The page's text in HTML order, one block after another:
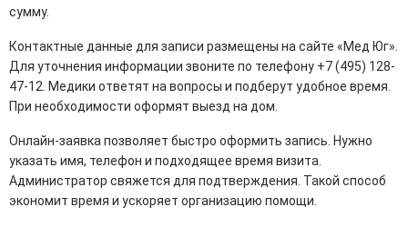
сумму.
Контактные данные для записи размещены на сайте «Мед Юг».
Для уточнения информации звоните по телефону +7 (495) 128-
47-12. Медики ответят на вопросы и подберут удобное время.
При необходимости оформят выезд на дом.
Онлайн-заявка позволяет быстро оформить запись. Нужно
указать имя, телефон и подходящее время визита.
Администратор свяжется для подтверждения. Такой способ
экономит время и ускоряет организацию помощи.